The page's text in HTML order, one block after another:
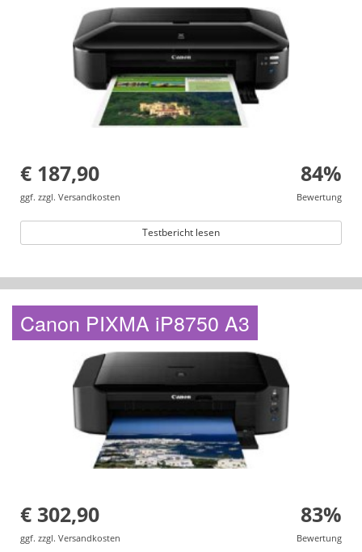
€ 187,90
ggf. zzgl. Versandkosten
84%
Bewertung
Testbericht lesen
Canon PIXMA iP8750 A3
€ 302,90
ggf. zzgl. Versandkosten
83%
Bewertung